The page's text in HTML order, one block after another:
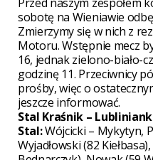
sobotę na Wieniawie
Zmierzymy się w nich z
Motoru. Wstępnie mecz
16, jednak zielono-biało-
godzinę 11. Przeciwnicy
prośby, więc o
jeszcze informować.
Stal Kraśnik –
Stal:Wójcicki – Mykytyn,
Wyjadłowski (82